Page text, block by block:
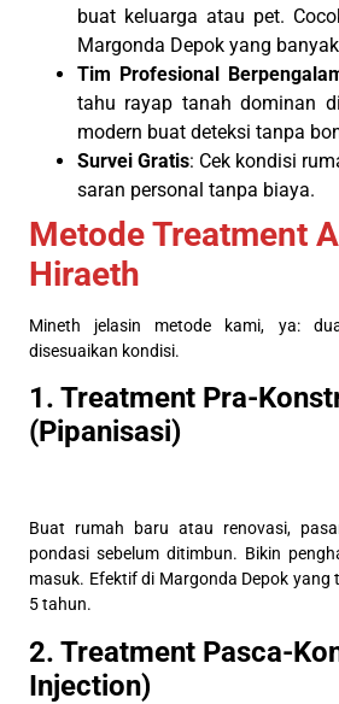
buat keluarga atau pet.
Margonda Depok yang
Tim Profesional
tahu rayap tanah dominan
modern buat deteksi tanpa
Survei Gratis: Cek kondisi
saran personal tanpa biaya.
Metode Treatment
Hiraeth
Mineth jelasin metode kami, ya:
disesuaikan kondisi.
1. Treatment Pra-
(Pipanisasi)
Buat rumah baru atau renovasi,
pondasi sebelum ditimbun. Bikin
masuk. Efektif di Margonda Depok
5 tahun.
2. Treatment Pasca-
Injection)